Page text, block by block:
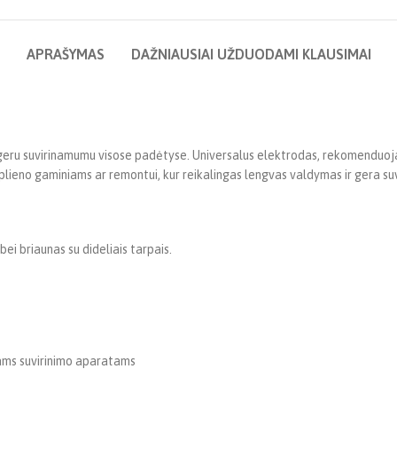
APRAŠYMAS DAŽNIAUSIAI UŽDUODAMI KLAUSIMAI
suvirinamumu visose padėtyse. Universalus elektrodas,
gaminiams ar remontui, kur reikalingas lengvas valdymas ir gera
briaunas su dideliais tarpais.
suvirinimo aparatams